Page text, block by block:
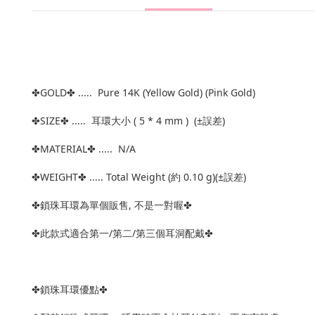
✤GOLD✤ ..... Pure 14K (Yellow Gold) (Pink Gold)
✤SIZE✤ ..... 耳環大小 ( 5 * 4 mm ) (±誤差)
✤MATERIAL✤ ..... N/A
✤WEIGHT✤ ..... Total Weight (約 0.10 g)(±誤差)
✤鎖珠耳環為單個販售, 不是一對喔✤
✤此款式適合第一/第二/第三個耳洞配戴✤
✤鎖珠耳環優點✤